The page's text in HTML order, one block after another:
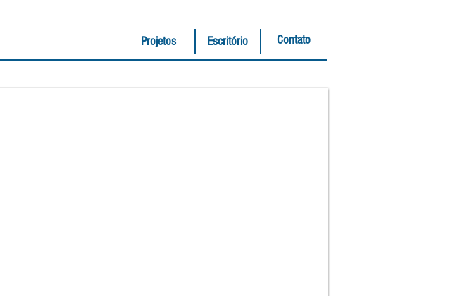
Projetos Escritório Contato